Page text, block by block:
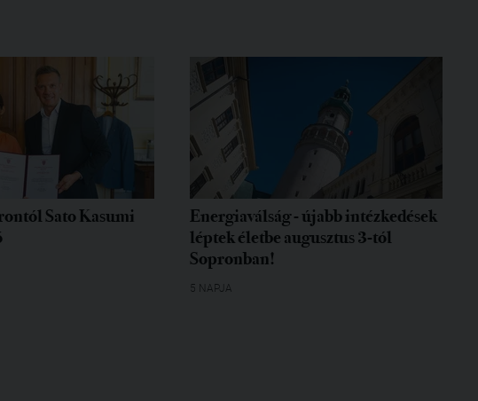
Sato Kasumi
Energiaválság - újabb intézkedések
léptek életbe augusztus 3-tól
Sopronban!
5 NAPJA